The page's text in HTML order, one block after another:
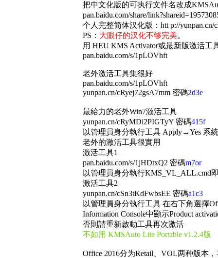
把中文化版的可执行文件名改成
pan.baidu.com/share/
个人完整简体汉化版：htt p://
PS： 大眼仔的汉化不够完美。
用 HEU KMS Activator或最新版激活工
pan.baidu.com/s/1pLOVhft
老外激活工具集很好
pan.baidu.com/s/1pLOVhft
yunpan.cn/cRyej72gsA7mm 密碼2d3e
最給力的老外Win7激活工具
yunpan.cn/cRyMDi2PIGTyY 密碼415f
以管理員身分執行工具 Apply→Yes 系
老外的激活工具很實用
激活工具1
pan.baidu.com/s/1jHDtxQ2 密碼m7or
以管理員身分執行KMS_VL_ALL.cmd
激活工具2
yunpan.cn/cSn3tKdFwbsEE 密碼a1c3
以管理員身分執行工具 在右下角選擇
Information Console中顯示Product
否則請重新啟動工具再次激活
不如用 KMSAuto Lite Portable v1.2.4版
Office 2016分为Retail、VOL两种版本